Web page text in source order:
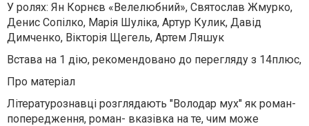
У ролях: Ян Корнєв «Велелюбний», Святослав Жмурко,
Денис Сопілко, Марія Шуліка, Артур Кулик, Давід
Димченко, Вікторія Щегель, Артем Ляшук
Встава на 1 дію, рекомендовано до перегляду з 14плюс,
Про матеріал
Літературознавці розглядають "Володар мух" як роман-
попередження, роман- вказівка на те, чим може